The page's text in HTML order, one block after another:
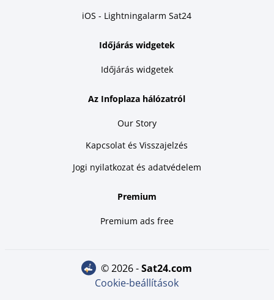
iOS - Lightningalarm Sat24
Időjárás widgetek
Időjárás widgetek
Az Infoplaza hálózatról
Our Story
Kapcsolat és Visszajelzés
Jogi nyilatkozat és adatvédelem
Premium
Premium ads free
© 2026 - sat24.com
Cookie-beállítások